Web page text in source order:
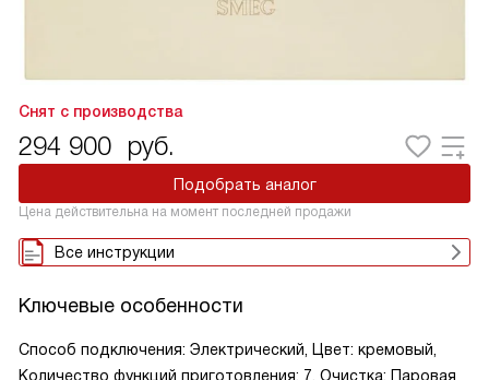
Снят с производства
294 900 руб.
Подобрать аналог
Цена действительна на момент последней продажи
Все инструкции
Ключевые особенности
Способ подключения: Электрический, Цвет: кремовый,
Количество функций приготовления: 7, Очистка: Паровая